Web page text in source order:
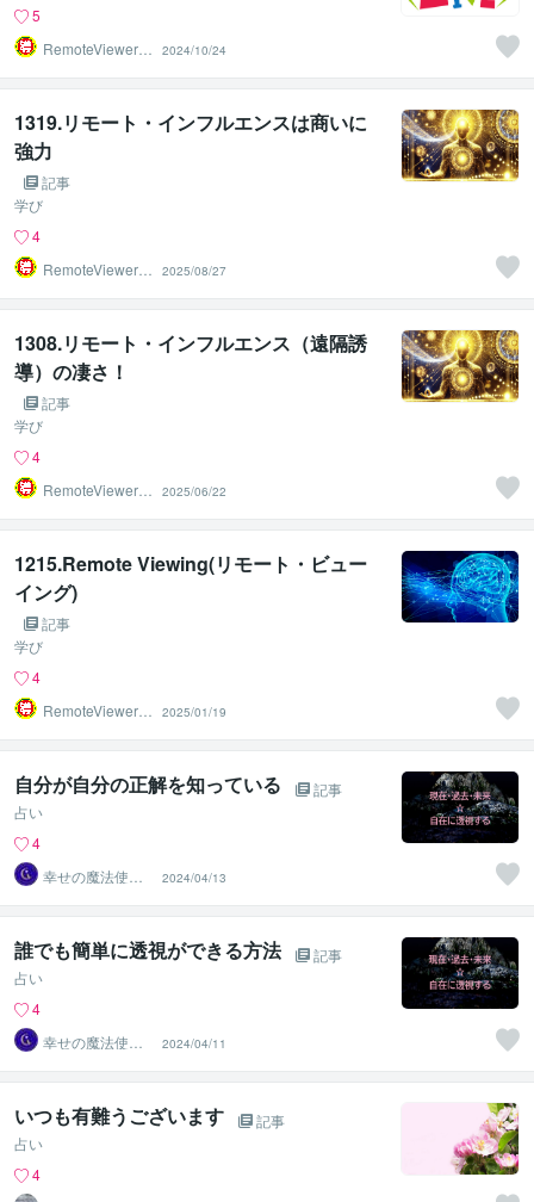
5
RemoteViewer導
2024/10/24
1319.リモート・インフルエンスは商いに
強力
記事
学び
4
RemoteViewer導
2025/08/27
1308.リモート・インフルエンス（遠隔誘
導）の凄さ！
記事
学び
4
RemoteViewer導
2025/06/22
1215.Remote Viewing(リモート・ビュー
イング)
記事
学び
4
RemoteViewer導
2025/01/19
自分が自分の正解を知っている
記事
占い
4
幸せの魔法使い
☆まみ
2024/04/13
誰でも簡単に透視ができる方法
記事
占い
4
幸せの魔法使い
☆まみ
2024/04/11
いつも有難うございます
記事
占い
4